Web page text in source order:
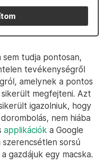
sem tudja pontosan,
tevékenységről
amelynek a pontos
megfejteni. Azt
igazolniuk, hogy
nem hiába
applikációk a Google
sorsú
gazdájuk egy macska.